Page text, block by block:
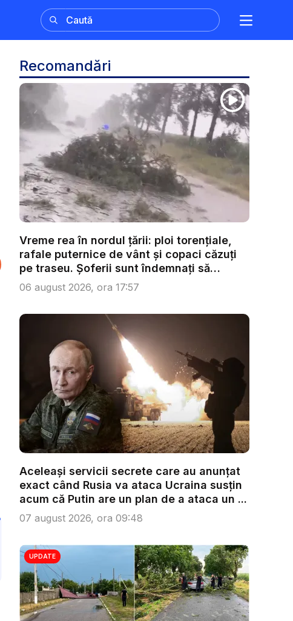
Recomandări
Vreme rea în nordul țării: ploi torențiale,
rafale puternice de vânt și copaci căzuți
pe traseu. Șoferii sunt îndemnați să
condu...
06 august 2026, ora 17:57
Aceleași servicii secrete care au anunțat
exact când Rusia va ataca Ucraina susțin
acum că Putin are un plan de a ataca un ...
07 august 2026, ora 09:48
UPDATE